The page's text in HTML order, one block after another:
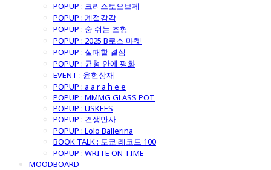
POPUP : 크리스토오브제
POPUP : 계절감각
POPUP : 숨 쉬는 조형
POPUP : 2025 B로소 마켓
POPUP : 실패할 결심
POPUP : 균형 안에 평화
EVENT : 윤현상재
POPUP : a a r a h e e
POPUP : MMMG GLASS POT
POPUP : USKEES
POPUP : 견생만사
POPUP : Lolo Ballerina
BOOK TALK : 도쿄 레코드 100
POPUP : WRITE ON TIME
MOODBOARD